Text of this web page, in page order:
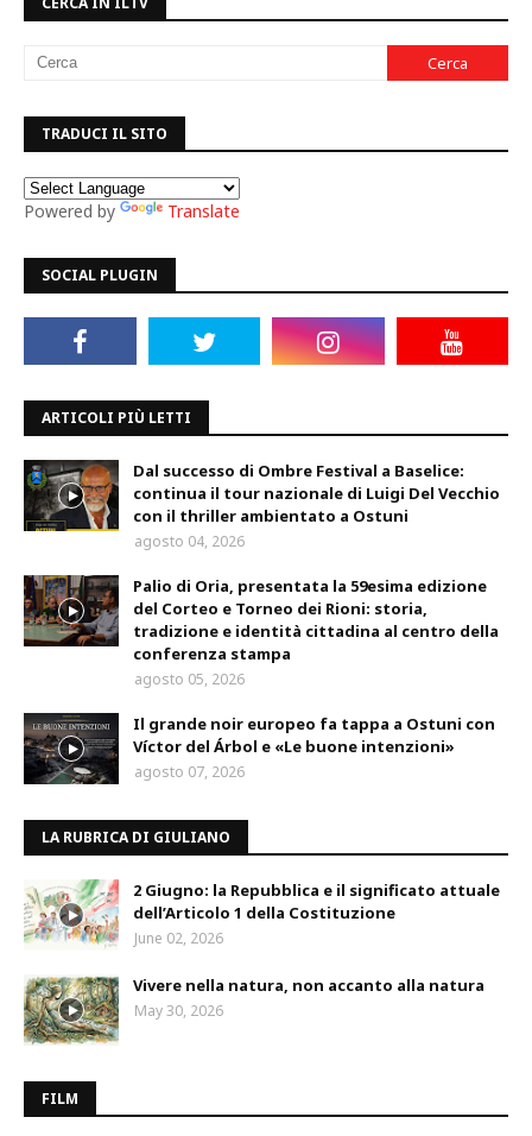
TRADUCI IL SITO
Powered by Translate
SOCIAL PLUGIN
ARTICOLI PIÙ LETTI
Dal successo di Ombre Festival a Baselice:
continua il tour nazionale di Luigi Del Vecchio
con il thriller ambientato a Ostuni
agosto 04, 2026
Palio di Oria, presentata la 59esima edizione
del Corteo e Torneo dei Rioni: storia,
tradizione e identità cittadina al centro della
conferenza stampa
agosto 05, 2026
Il grande noir europeo fa tappa a Ostuni con
Víctor del Árbol e «Le buone intenzioni»
agosto 07, 2026
LA RUBRICA DI GIULIANO
2 Giugno: la Repubblica e il significato attuale
dell’Articolo 1 della Costituzione
June 02, 2026
Vivere nella natura, non accanto alla natura
May 30, 2026
FILM